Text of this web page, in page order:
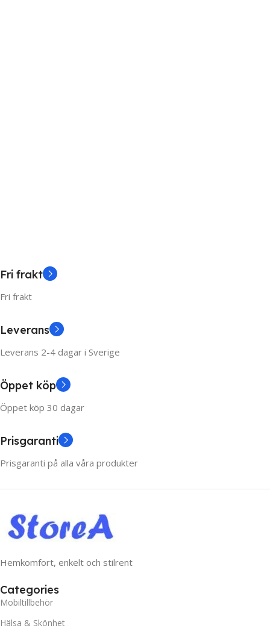
Fri frakt
Fri frakt
Leverans
Leverans 2-4 dagar i Sverige
Öppet köp
Öppet köp 30 dagar
Prisgaranti
Prisgaranti på alla våra produkter
Hemkomfort, enkelt och stilrent
Categories
Mobiltillbehör
Hälsa & Skönhet